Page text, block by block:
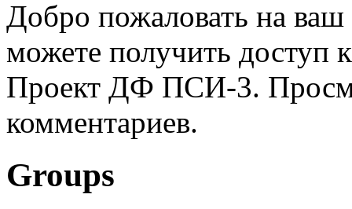
Добро пожаловать на
можете получить доступ
Проект ДФ ПСИ-3.
комментариев.
Groups